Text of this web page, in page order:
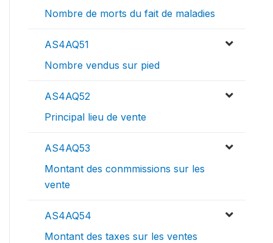
Nombre de morts du fait de maladies
AS4AQ51
Nombre vendus sur pied
AS4AQ52
Principal lieu de vente
AS4AQ53
Montant des conmmissions sur les
vente
AS4AQ54
Montant des taxes sur les ventes